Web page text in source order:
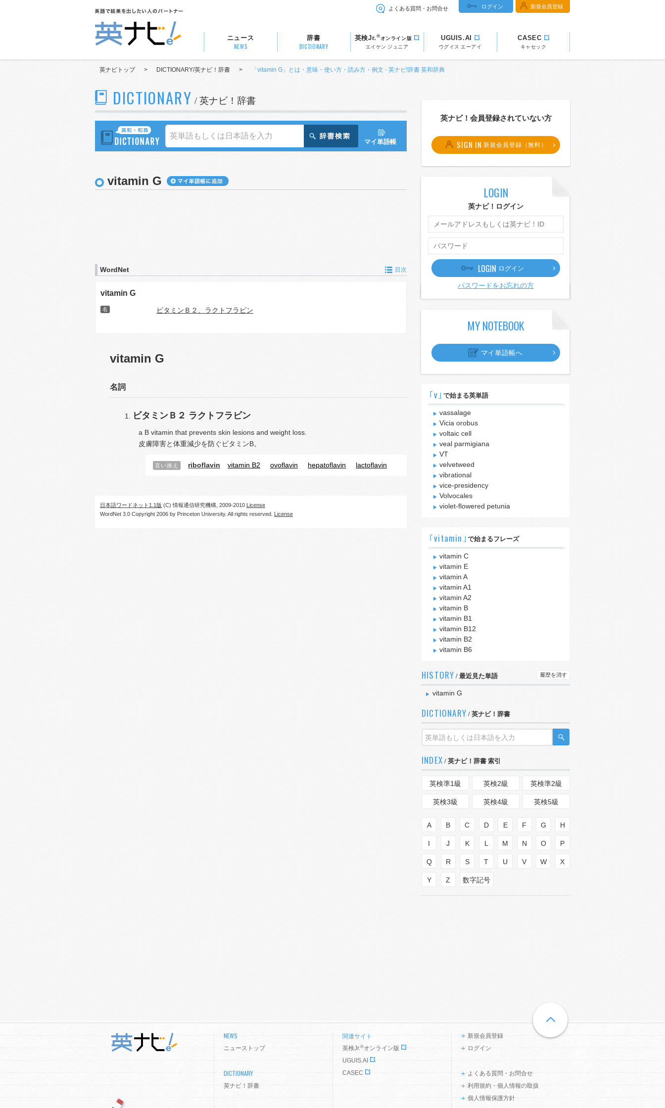
よくある質問・お問合せ ログイン 新規会員登録
ニュース
NEWS
辞書
DICTIONARY
英検Jr.®オンライン版
エイケン ジュニア
UGUIS.AI
ウグイス エーアイ
CASEC
キャセック
英ナビトップ > DICTIONARY/英ナビ！辞書 > 「vitamin G」とは・意味・使い方・読み方・例文 - 英ナビ!辞書 英和辞典
DICTIONARY / 英ナビ！辞書
マイ単語帳
vitamin G
WordNet 目次
vitamin G
名 ビタミンＢ２、ラクトフラビン
vitamin G
名詞
ビタミンＢ２ ラクトフラビン
a B vitamin that prevents skin lesions and weight loss.
皮膚障害と体重減少を防ぐビタミンB。
言い換え riboflavin vitamin B2 ovoflavin hepatoflavin lactoflavin
日本語ワードネット1.1版 (C) 情報通信研究機構, 2009-2010 License
WordNet 3.0 Copyright 2006 by Princeton University. All rights reserved. License
英ナビ！会員登録されていない方
SIGN IN 新規会員登録（無料）
LOGIN
英ナビ！ログイン
LOGIN ログイン
パスワードをお忘れの方
MY NOTEBOOK
マイ単語帳へ
｢v｣ で始まる英単語
vassalage
Vicia orobus
voltaic cell
veal parmigiana
VT
velvetweed
vibrational
vice-presidency
Volvocales
violet-flowered petunia
｢vitamin｣ で始まるフレーズ
vitamin C
vitamin E
vitamin A
vitamin A1
vitamin A2
vitamin B
vitamin B1
vitamin B12
vitamin B2
vitamin B6
HISTORY / 最近見た単語 履歴を消す
vitamin G
DICTIONARY / 英ナビ！辞書
INDEX / 英ナビ！辞書 索引
英検準1級 英検2級 英検準2級
英検3級 英検4級 英検5級
A B C D E F G H
I J K L M N O P
Q R S T U V W X
Y Z 数字記号
NEWS
ニューストップ
DICTIONARY
英ナビ！辞書
関連サイト
英検Jr.®オンライン版
UGUIS.AI
CASEC
新規会員登録
ログイン
よくある質問・お問合せ
利用規約・個人情報の取扱
個人情報保護方針